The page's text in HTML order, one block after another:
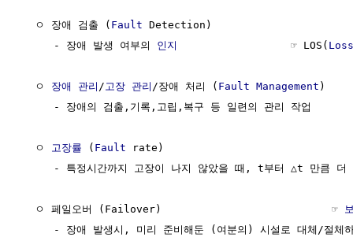
  ㅇ 장애 검출 (
Fault Detection)
     - 장애 발생 여부의
인지
                  ☞ LOS(
  ㅇ
장애 관리 / 고장 관리 /장애 처리 ( Fault Management )
     - 장애의 검출,기록,고립,복구 등 일련의 관리 작업
  ㅇ
고장률 ( Fault rate)
- 특정시간까지 고장이 나지 않았을 때, t부터 △t 만큼
  ㅇ 페일오버 (Failover)                           ☞
- 장애 발생시, 미리 준비해둔 (여분의) 시설로 대체/절체